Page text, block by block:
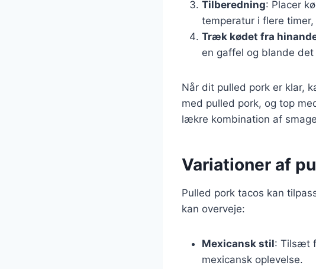
Tilberedning: Placer
temperatur i flere
Træk kødet fra
en gaffel og blande det
Når dit pulled pork er klar,
med pulled pork, og top
lækre kombination af
Variationer af
Pulled pork tacos kan
kan overveje:
Mexicansk stil: Tilsæt
mexicansk oplevelse.